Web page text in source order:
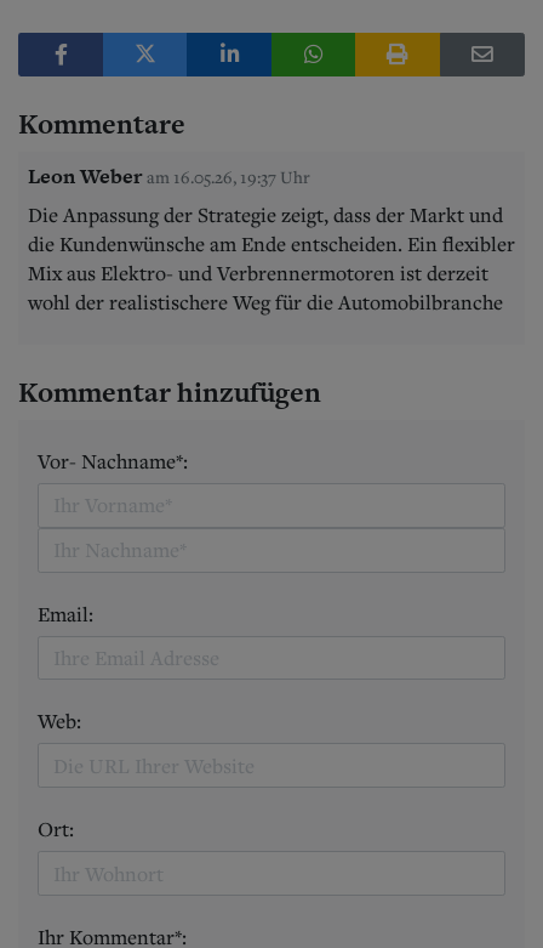
Kommentare
Leon Weber am 16.05.26, 19:37 Uhr
Die Anpassung der Strategie zeigt, dass der Markt und
die Kundenwünsche am Ende entscheiden. Ein flexibler
Mix aus Elektro- und Verbrennermotoren ist derzeit
wohl der realistischere Weg für die Automobilbranche
Kommentar hinzufügen
Vor- Nachname*:
Email:
Web:
Ort:
Ihr Kommentar*: